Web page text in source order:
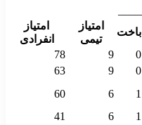
باخت
امتیاز
تیمی
امتیاز
انفرادی
0
9
78
0
9
63
1
6
60
1
6
41